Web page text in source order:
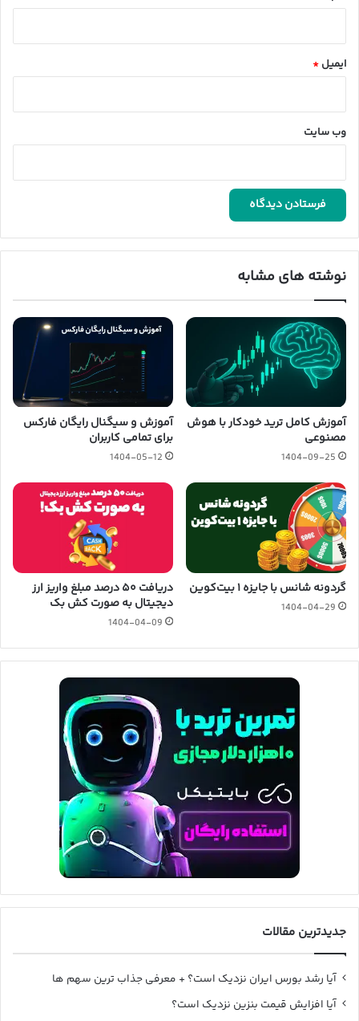
ایمیل *
وب‌ سایت
نوشته های مشابه
آموزش کامل ترید خودکار با هوش
مصنوعی
1404-09-25
آموزش و سیگنال رایگان فارکس
برای تمامی کاربران
1404-05-12
گردونه شانس با جایزه ۱ بیت‌کوین
1404-04-29
دریافت ۵۰ درصد مبلغ واریز ارز
دیجیتال به صورت کش بک
1404-04-09
جدیدترین مقالات
آیا رشد بورس ایران نزدیک است؟ + معرفی جذاب ترین سهم ها
آیا افزایش قیمت بنزین نزدیک است؟